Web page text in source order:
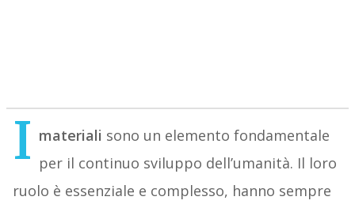
I materiali sono un elemento fondamentale
per il continuo sviluppo dell’umanità. Il loro
ruolo è essenziale e complesso, hanno sempre